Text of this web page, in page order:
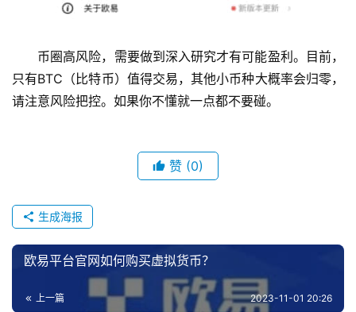
币圈高风险，需要做到深入研究才有可能盈利。目前，
只有BTC（比特币）值得交易，其他小币种大概率会归零，
请注意风险把控。如果你不懂就一点都不要碰。
赞 (0)
生成海报
欧易平台官网如何购买虚拟货币？
上一篇 2023-11-01 20:26